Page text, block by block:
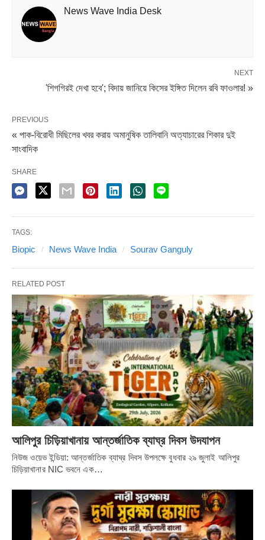
জীবনচিত্র তৈরি হচ্ছে এটা জানালেও, তাঁর চরিত্রে কে অভিনয় করবেন তা
এখনও স্পষ্ট নয়। তবে বেশ কিছুদিন আগে প্রাক্তন অধিনায়ক একবার
Share it
News Wave India Desk
NEXT
'শিগগিরই দেখা হবে'; বিদায় জানিয়ে কিসের ইঙ্গিত দিলেন রবি ফাওলার! »
PREVIOUS
« পাক-বিরোধী মিছিলের খবর করায় অমানুষিক তালিবানি অত্যাচারের শিকার দুই
সাংবাদিক
SHARE
TAGS:
Biopic News Wave India Sourav Ganguly
RELATED POST
আলিপুর চিড়িয়াখানায় আন্তর্জাতিক ব্যাঘ্র দিবস উদযাপন
নিউজ ওয়েভ ইন্ডিয়া: আন্তর্জাতিক ব্যাঘ্র দিবস উপলক্ষে বুধবার ২৯ জুলাই আলিপুর
চিড়িয়াখানার NIC ভবনে এক…